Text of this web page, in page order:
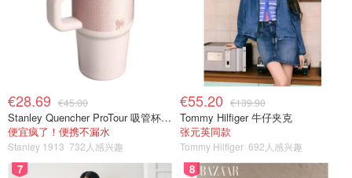
€28.69 €45.00
Stanley Quencher ProTour 吸管杯 0.59L
便宜疯了！便携不漏水
Stanley 1913 732人感兴趣
€55.20 €139.90
Tommy Hilfiger 牛仔夹克
张元英同款
Tommy Hilfiger 692人感兴趣
7 8